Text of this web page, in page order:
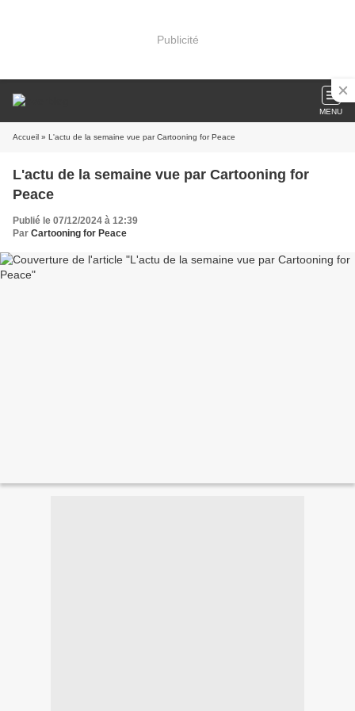
Publicité
MENU
Accueil » L'actu de la semaine vue par Cartooning for Peace
L'actu de la semaine vue par Cartooning for
Peace
Publié le 07/12/2024 à 12:39
Par Cartooning for Peace